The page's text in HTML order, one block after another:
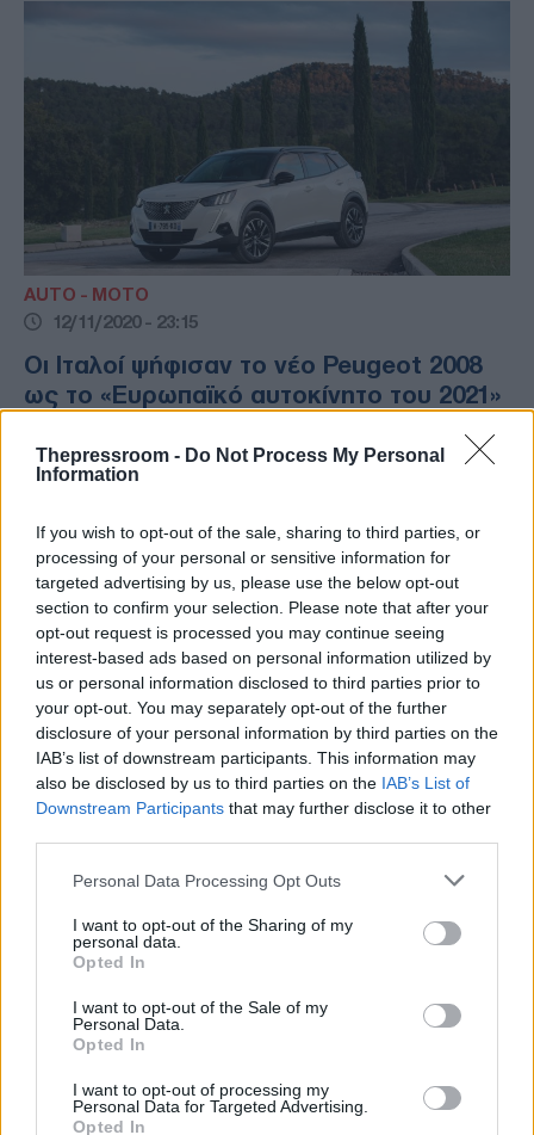
Thepressroom - Do Not Process My Personal
Information
If you wish to opt-out of the sale, sharing to third parties, or
processing of your personal or sensitive information for
targeted advertising by us, please use the below opt-out
section to confirm your selection. Please note that after your
opt-out request is processed you may continue seeing
interest-based ads based on personal information utilized by
us or personal information disclosed to third parties prior to
your opt-out. You may separately opt-out of the further
disclosure of your personal information by third parties on the
IAB’s list of downstream participants. This information may
also be disclosed by us to third parties on the IAB’s List of
Downstream Participants that may further disclose it to other
Please note that this website/app uses one or more Google
not limited to your visit or usage behaviour. You may click to
grant or deny consent to Google and its third-party tags to
use your data for below specified purposes in below Google
consent section.
Personal Data Processing Opt Outs
I want to opt-out of the Sharing of my
personal data.
Opted In
I want to opt-out of the Sale of my
Personal Data.
Opted In
I want to opt-out of processing my
Personal Data for Targeted Advertising.
Opted In
AUTO - MOTO
12/11/2020 - 23:15
Οι Ιταλοί ψήφισαν το νέο Peugeot 2008
ως το «Ευρωπαϊκό αυτοκίνητο του 2021»
Ιταλία αναδείχτηκε το νέο Peugeot 2008
σας 205 GTi καινούργιο
Για τα 210 χρόνια της Peugeot, η λέσχη
«Aventure PEUGEOT» έχει δημιουργήσει μια
νέα δραστηριότητα, την αναπαλαίωση και
πώληση vintage οχημάτων